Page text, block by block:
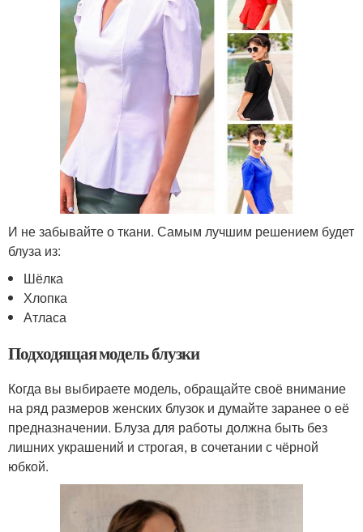
И не забывайте о ткани. Самым лучшим решением будет
блуза из:
Шёлка
Хлопка
Атласа
Подходящая модель блузки
Когда вы выбираете модель, обращайте своё внимание
на ряд размеров женских блузок и думайте заранее о её
предназначении. Блуза для работы должна быть без
лишних украшений и строгая, в сочетании с чёрной
юбкой.